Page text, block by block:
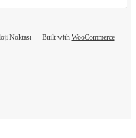
Noktası — Built with WooCommerce